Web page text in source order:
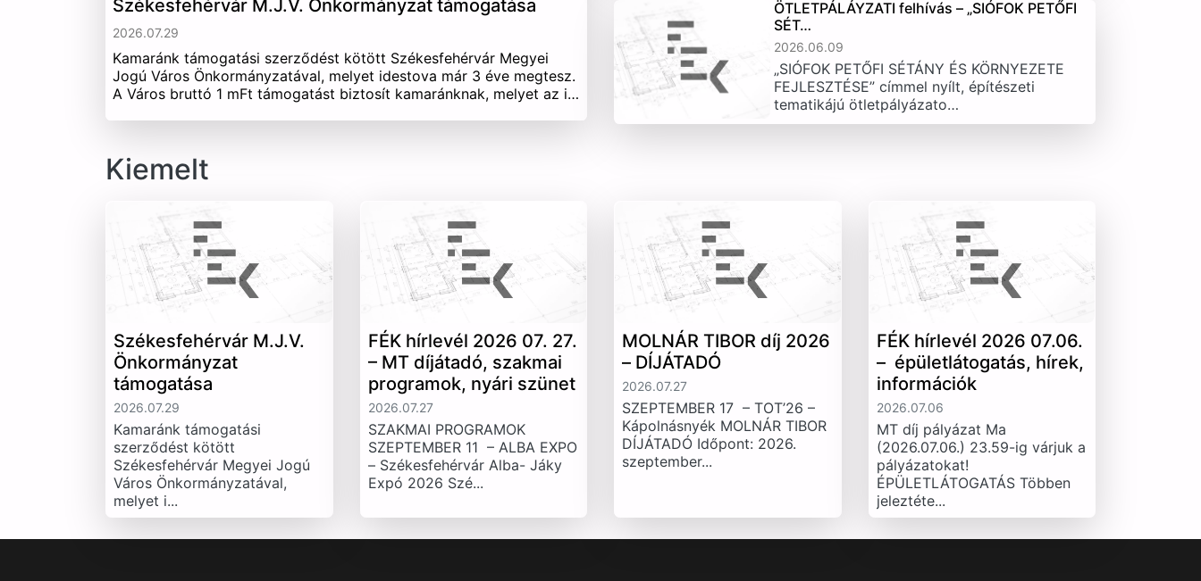
Székesfehérvár M.J.V. Önkormányzat támogatása
2026.07.29
Kamaránk támogatási szerződést kötött Székesfehérvár Megyei
Jogú Város Önkormányzatával, melyet idestova már 3 éve megtesz.
A Város bruttó 1 mFt támogatást biztosít kamaránknak, melyet az i…
ÖTLETPÁLÁYZATI felhívás – „SIÓFOK PETŐFI
SÉT…
2026.06.09
„SIÓFOK PETŐFI SÉTÁNY ÉS KÖRNYEZETE
FEJLESZTÉSE” címmel nyílt, építészeti
tematikájú ötletpályázato…
Kiemelt
Székesfehérvár M.J.V.
Önkormányzat
támogatása
2026.07.29
Kamaránk támogatási
szerződést kötött
Székesfehérvár Megyei Jogú
Város Önkormányzatával,
melyet i...
FÉK hírlevél 2026 07. 27.
– MT díjátadó, szakmai
programok, nyári szünet
2026.07.27
SZAKMAI PROGRAMOK
SZEPTEMBER 11 – ALBA EXPO
– Székesfehérvár Alba- Jáky
Expó 2026 Szé...
MOLNÁR TIBOR díj 2026
– DÍJÁTADÓ
2026.07.27
SZEPTEMBER 17 – TOT’26 –
Kápolnásnyék MOLNÁR TIBOR
DÍJÁTADÓ Időpont: 2026.
szeptember...
FÉK hírlevél 2026 07.06.
– épületlátogatás, hírek,
információk
2026.07.06
MT díj pályázat Ma
(2026.07.06.) 23.59-ig várjuk a
pályázatokat!
ÉPÜLETLÁTOGATÁS Többen
jeleztéte...